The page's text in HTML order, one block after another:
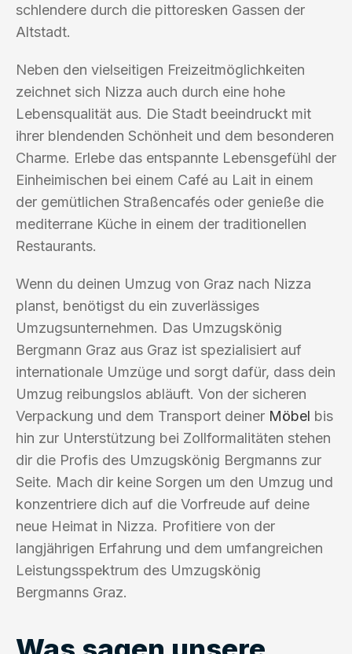
schlendere durch die pittoresken Gassen der
Altstadt.
Neben den vielseitigen Freizeitmöglichkeiten
zeichnet sich Nizza auch durch eine hohe
Lebensqualität aus. Die Stadt beeindruckt mit
ihrer blendenden Schönheit und dem besonderen
Charme. Erlebe das entspannte Lebensgefühl der
Einheimischen bei einem Café au Lait in einem
der gemütlichen Straßencafés oder genieße die
mediterrane Küche in einem der traditionellen
Restaurants.
Wenn du deinen Umzug von Graz nach Nizza
planst, benötigst du ein zuverlässiges
Umzugsunternehmen. Das Umzugskönig
Bergmann Graz aus Graz ist spezialisiert auf
internationale Umzüge und sorgt dafür, dass dein
Umzug reibungslos abläuft. Von der sicheren
Verpackung und dem Transport deiner Möbel bis
hin zur Unterstützung bei Zollformalitäten stehen
dir die Profis des Umzugskönig Bergmanns zur
Seite. Mach dir keine Sorgen um den Umzug und
konzentriere dich auf die Vorfreude auf deine
neue Heimat in Nizza. Profitiere von der
langjährigen Erfahrung und dem umfangreichen
Leistungsspektrum des Umzugskönig
Bergmanns Graz.